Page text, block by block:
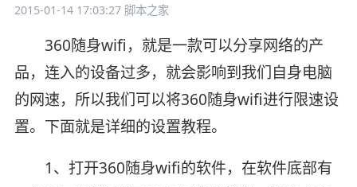
2015-01-14 17:03:27脚本之家
360随身wifi，就是一款可以分享网络的产
品，连入的设备过多，就会影响到我们自身电脑
的网速，所以我们可以将360随身wifi进行限速设
置。下面就是详细的设置教程。
1、打开360随身wifi的软件，在软件底部有